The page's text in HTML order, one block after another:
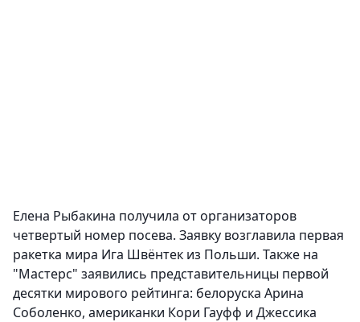
Елена Рыбакина получила от организаторов
четвертый номер посева. Заявку возглавила первая
ракетка мира Ига Швёнтек из Польши. Также на
"Мастерс" заявились представительницы первой
десятки мирового рейтинга: белоруска Арина
Соболенко, американки Кори Гауфф и Джессика